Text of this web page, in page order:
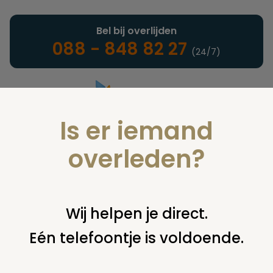
Landelijke uitvaartonderneming
Bel bij overlijden
088 - 848 82 27 (24/7)
U bent hier: home juridisch begraven overig begraven /
klein onderhoud graven
Is er iemand
overleden?
Wij helpen je direct.
Eén telefoontje is voldoende.